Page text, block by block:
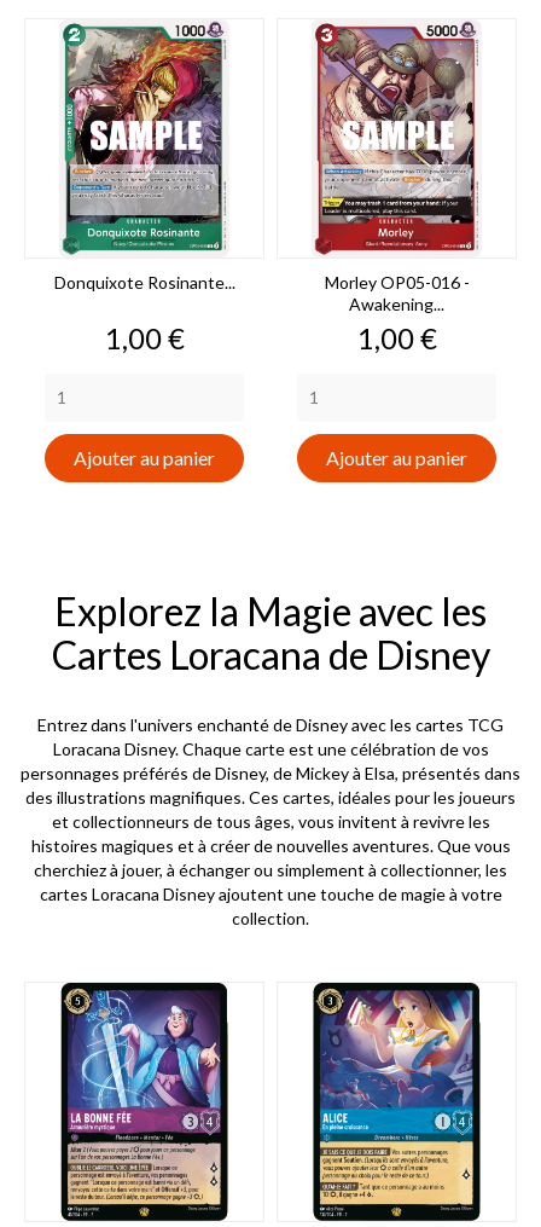
Donquixote Rosinante...
Prix
1,00 €
Ajouter au panier
Morley OP05-016 -
Awakening...
Prix
1,00 €
Ajouter au panier
Explorez la Magie avec les
Cartes Loracana de Disney
Entrez dans l'univers enchanté de Disney avec les cartes TCG
Loracana Disney. Chaque carte est une célébration de vos
personnages préférés de Disney, de Mickey à Elsa, présentés dans
des illustrations magnifiques. Ces cartes, idéales pour les joueurs
et collectionneurs de tous âges, vous invitent à revivre les
histoires magiques et à créer de nouvelles aventures. Que vous
cherchiez à jouer, à échanger ou simplement à collectionner, les
cartes Loracana Disney ajoutent une touche de magie à votre
collection.